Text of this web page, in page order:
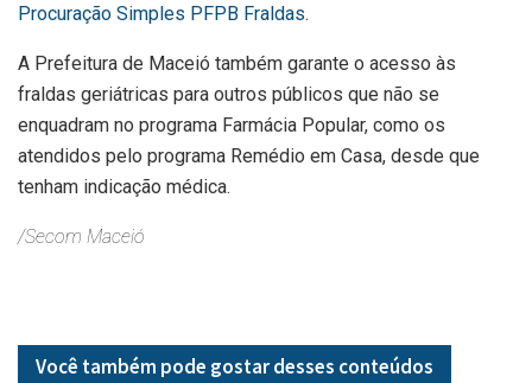
Procuração Simples PFPB Fraldas.
A Prefeitura de Maceió também garante o acesso às
fraldas geriátricas para outros públicos que não se
enquadram no programa Farmácia Popular, como os
atendidos pelo programa Remédio em Casa, desde que
tenham indicação médica.
/Secom Maceió
Você também pode gostar desses conteúdos